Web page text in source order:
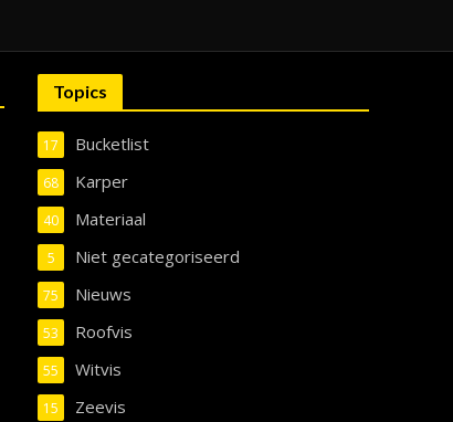
Topics
Bucketlist
17
Karper
68
Materiaal
40
Niet gecategoriseerd
5
Nieuws
75
Roofvis
53
Witvis
55
Zeevis
15